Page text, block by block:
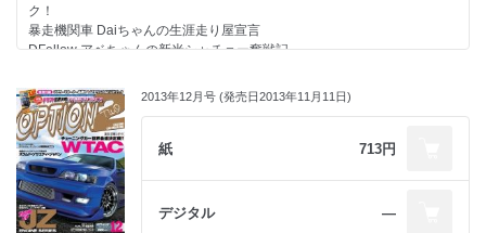
ク！
暴走機関車 Daiちゃんの生涯走り屋宣言
DFellow アベちゃんの新米シャチョー奮戦記
TUNING FESTA 2013
老舗の流儀 SUPER NSX Making
検証企画 サーキットで超効く！エアロＤＩＹメイク
PADDOCK in THE WTAC
カバーマシン ＢＬＡＣＫ ＬＩＮＥ × ＳＫＹＬＩＮＥ ＧＴ-Ｒ［ＢＮＲ３
２］
試して納得テスト＆チェック
Power Check Meeting2014 パワーチェックミーティング 2014 inトライ
2013年12月号 (発売日2013年11月11日)
紙 713円
デジタル ―